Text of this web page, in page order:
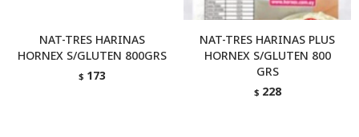
NAT-TRES HARINAS
HORNEX S/GLUTEN 800GRS
$ 173
NAT-TRES HARINAS PLUS
HORNEX S/GLUTEN 800
GRS
$ 228